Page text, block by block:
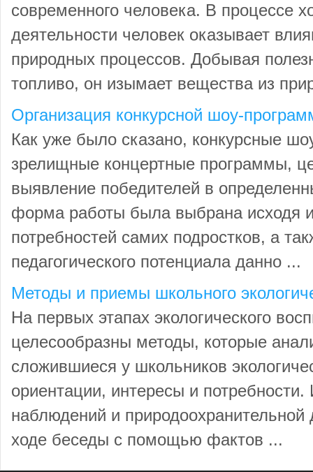
современного человека. В процессе
деятельности человек оказывает
природных процессов. Добывая
топливо, он изымает вещества из
Организация конкурсной шоу-
Как уже было сказано, конкурсные
зрелищные концертные программы,
выявление победителей в
форма работы была выбрана исходя
потребностей самих подростков, а
педагогического потенциала данно ...
Методы и приемы школьного
На первых этапах экологического
целесообразны методы, которые
сложившиеся у школьников
ориентации, интересы и
наблюдений и природоохранительной
ходе беседы с помощью фактов ...